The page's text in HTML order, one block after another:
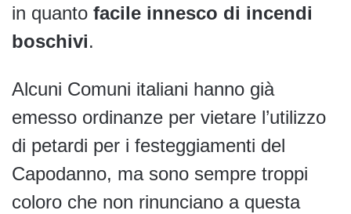
in quanto facile innesco di incendi
boschivi.
Alcuni Comuni italiani hanno già
emesso ordinanze per vietare l’utilizzo
di petardi per i festeggiamenti del
Capodanno, ma sono sempre troppi
coloro che non rinunciano a questa